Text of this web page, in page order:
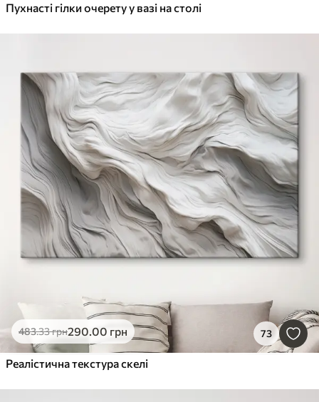
Пухнасті гілки очерету у вазі на столі
483.33грн290.00 грн 73
Реалістична текстура скелі